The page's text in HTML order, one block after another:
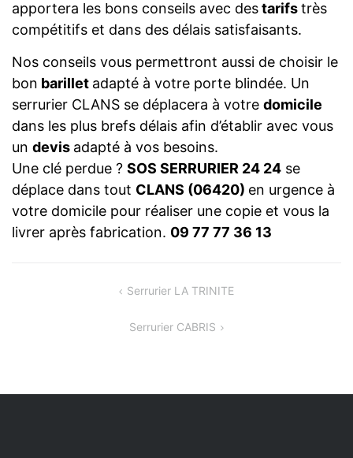
apportera les bons conseils avec destarifstrès
compétitifs et dans des délais satisfaisants.
Nos conseils vous permettront aussi de choisir le
bon barillet adapté à votre porte blindée. Un
serrurier CLANS se déplacera à votre domicile
dans les plus brefs délais afin d’établir avec vous
un devis adapté à vos besoins.
Une clé perdue ? SOS SERRURIER 24 24 se
déplace dans tout CLANS (06420) en urgence à
votre domicile pour réaliser une copie et vous la
livrer après fabrication. 09 77 77 36 13
Serrurier LA TRINITE
Serrurier CABRIS